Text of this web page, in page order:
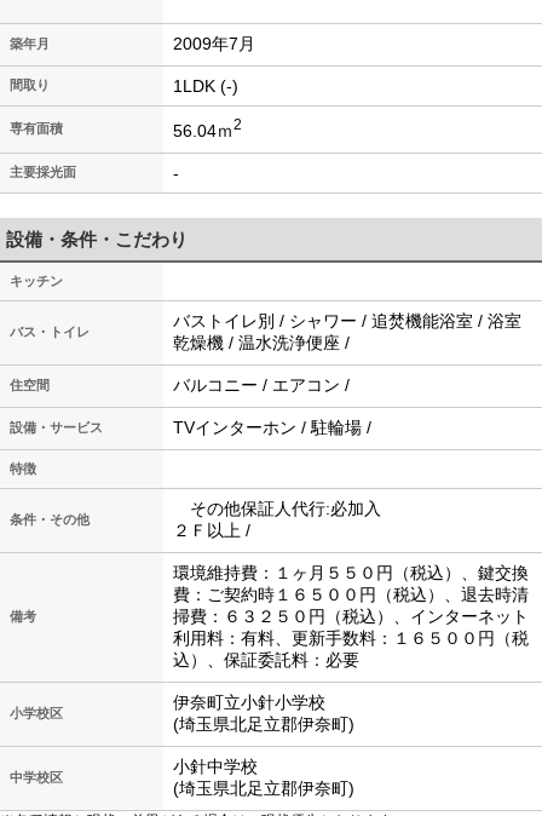
築年月 2009年7月
間取り 1LDK (-)
専有面積 56.04ｍ2
主要採光面 -
設備・条件・こだわり
キッチン
バス・トイレ
バストイレ別 / シャワー / 追焚機能浴室 / 浴室
乾燥機 / 温水洗浄便座 /
住空間 バルコニー / エアコン /
設備・サービス TVインターホン / 駐輪場 /
特徴
条件・その他
その他保証人代行:必加入
２Ｆ以上 /
備考
環境維持費：１ヶ月５５０円（税込）、鍵交換
費：ご契約時１６５００円（税込）、退去時清
掃費：６３２５０円（税込）、インターネット
利用料：有料、更新手数料：１６５００円（税
込）、保証委託料：必要
小学校区
伊奈町立小針小学校
(埼玉県北足立郡伊奈町)
中学校区
小針中学校
(埼玉県北足立郡伊奈町)